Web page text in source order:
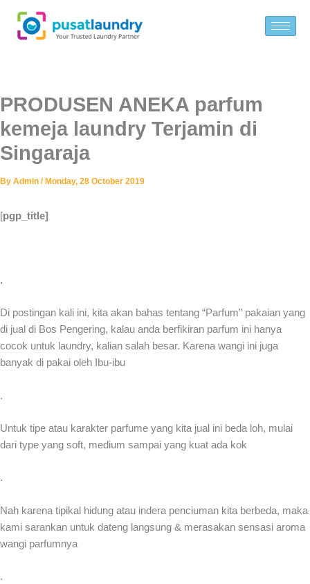
content
PRODUSEN ANEKA parfum
kemeja laundry Terjamin di
Singaraja
By Admin /Monday, 28 October 2019
[pgp_title]
.
Di postingan kali ini, kita akan bahas tentang “Parfum” pakaian yang
di jual di Bos Pengering, kalau anda berfikiran parfum ini hanya
cocok untuk laundry, kalian salah besar. Karena wangi ini juga
banyak di pakai oleh Ibu-ibu
.
Untuk tipe atau karakter parfume yang kita jual ini beda loh, mulai
dari type yang soft, medium sampai yang kuat ada kok
.
Nah karena tipikal hidung atau indera penciuman kita berbeda, maka
kami sarankan untuk dateng langsung & merasakan sensasi aroma
wangi parfumnya
.